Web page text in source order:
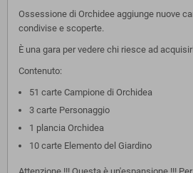
Ossessione di Orchidee aggiunge nuove
condivise e scoperte.
È una gara per vedere chi riesce ad
Contenuto:
51 carte Campione di Orchidea
3 carte Personaggio
1 plancia Orchidea
10 carte Elemento del Giardino